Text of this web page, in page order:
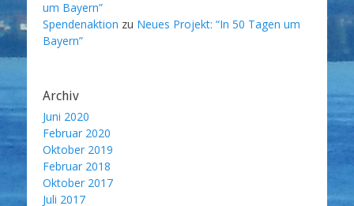
um Bayern”
Spendenaktion zu Neues Projekt: “In 50 Tagen um
Bayern”
Archiv
Juni 2020
Februar 2020
Oktober 2019
Februar 2018
Oktober 2017
Juli 2017